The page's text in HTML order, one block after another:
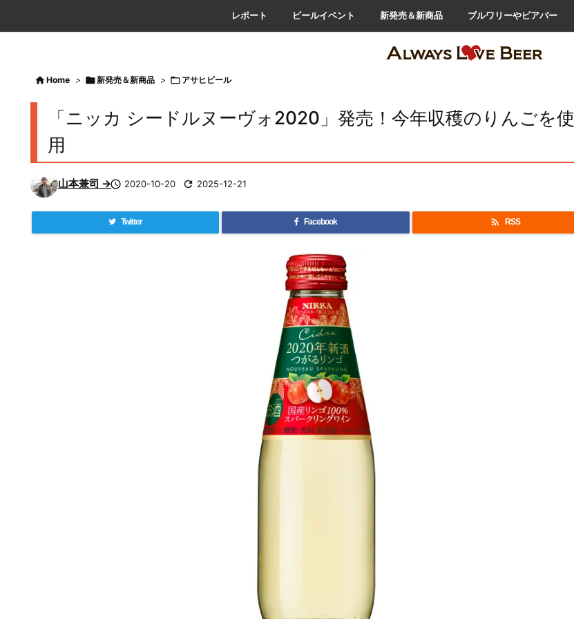
レポート ビールイベント 新発売＆新商品 ブルワリーやビアバー
 Home > 新発売＆新商品 >  アサヒビール
「ニッカ シードルヌーヴォ2020」発売！今年収穫のりんごを使
用
山本兼司 → 2020-10-20  2025-12-21
Twitter Facebook  RSS